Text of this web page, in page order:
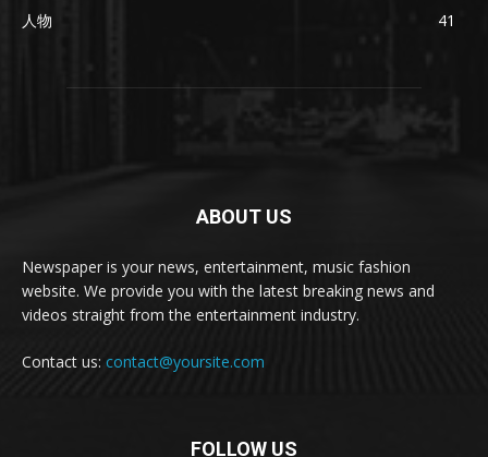
人物
41
ABOUT US
Newspaper is your news, entertainment, music fashion
website. We provide you with the latest breaking news and
videos straight from the entertainment industry.
Contact us: contact@yoursite.com
FOLLOW US